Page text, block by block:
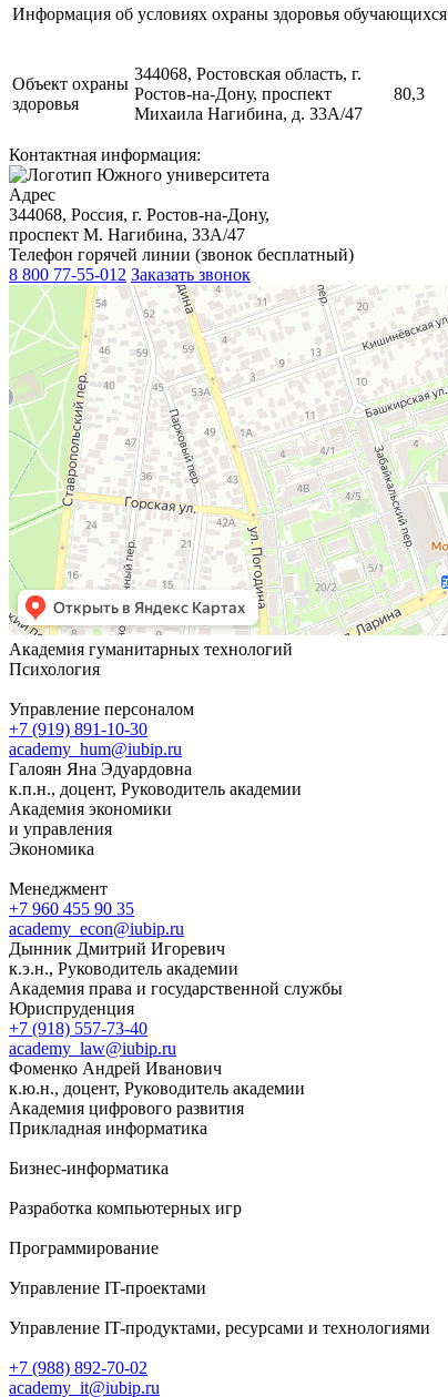
Информация об условиях охраны здоровья обучающихся
Объект охраны
здоровья
344068, Ростовская область, г.
Ростов-на-Дону, проспект
Михаила Нагибина, д. 33А/47
80,3
Контактная информация:
Адрес
344068, Россия, г. Ростов-на-Дону,
проспект М. Нагибина, 33А/47
Телефон горячей линии (звонок бесплатный)
8 800 77-55-012 Заказать звонок
Академия гуманитарных технологий
Психология
Управление персоналом
+7 (919) 891-10-30
academy_hum@iubip.ru
Галоян Яна Эдуардовна
к.п.н., доцент, Руководитель академии
Академия экономики
и управления
Экономика
Менеджмент
+7 960 455 90 35
academy_econ@iubip.ru
Дынник Дмитрий Игоревич
к.э.н., Руководитель академии
Академия права и государственной службы
Юриспруденция
+7 (918) 557-73-40
academy_law@iubip.ru
Фоменко Андрей Иванович
к.ю.н., доцент, Руководитель академии
Академия цифрового развития
Прикладная информатика
Бизнес-информатика
Разработка компьютерных игр
Программирование
Управление IT-проектами
Управление IT-продуктами, ресурсами и технологиями
+7 (988) 892-70-02
academy_it@iubip.ru